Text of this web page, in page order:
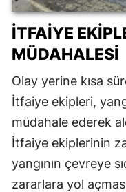
İTFAIYE
MÜDAHALESI
Olay yerine kısa
İtfaiye ekipleri,
müdahale ederek
İtfaiye ekiplerinin
yangının çevreye
zararlara yol